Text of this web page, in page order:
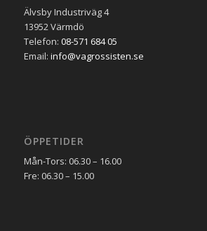
Älvsby Industriväg 4
13952 Värmdö
Telefon: 08-571 684 05
Email: info@vagrossisten.se
ÖPPETIDER
Mån-Tors: 06.30 – 16.00
Fre: 06.30 – 15.00